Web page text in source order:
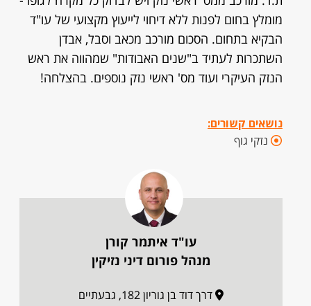
מומלץ בחום לפנות ללא דיחוי לייעוץ מקצועי של עו"ד
הבקיא בתחום. הסכום מורכב מכאב וסבל, אבדן
השתכרות לעתיד ב"שנים האבודות" שמהווה את ראש
הנזק העיקרי ועוד מס' ראשי נזק נוספים. בהצלחה!
נושאים קשורים:
נזקי גוף
עו"ד איתמר קורן
מנהל פורום דיני נזיקין
דרך דוד בן גוריון 182, גבעתיים